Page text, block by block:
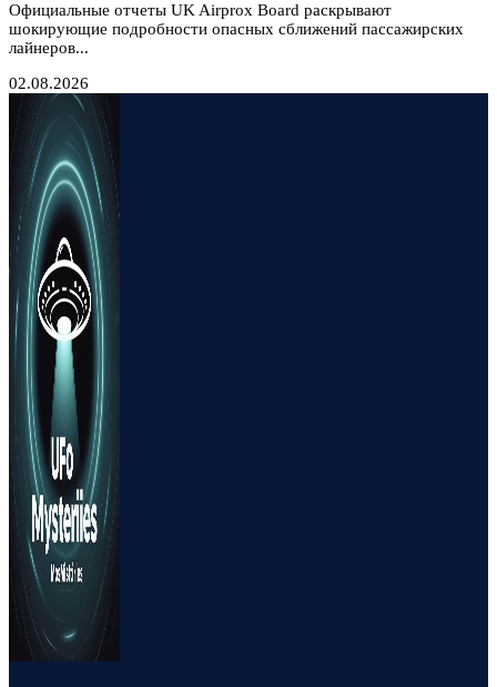
Официальные отчеты UK Airprox Board раскрывают
шокирующие подробности опасных сближений пассажирских
лайнеров...
02.08.2026